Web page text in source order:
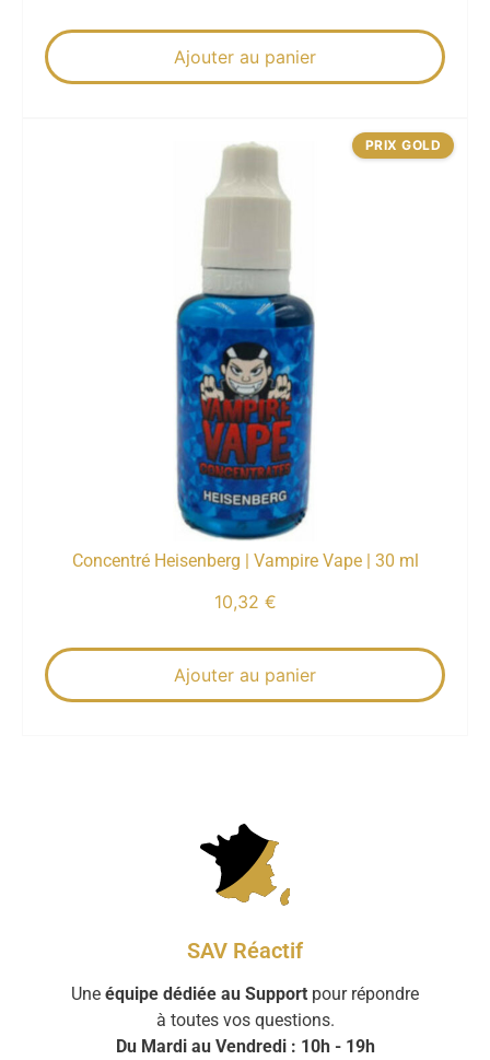
Ajouter au panier
Concentré Heisenberg | Vampire Vape | 30 ml
10,32 €
Ajouter au panier
PRIX GOLD
SAV Réactif
Une équipe dédiée au Support pour répondre
à toutes vos questions.
Du Mardi au Vendredi : 10h - 19h